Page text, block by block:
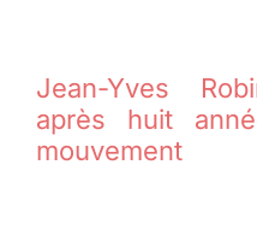
Jean-Yves
après huit
mouvement